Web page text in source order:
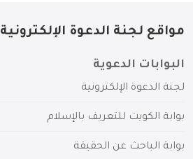
مواقع لجنة الدعوة الإلكترونية
البوابات الدعوية
لجنة الدعوة الإلكترونية
بوابة الكويت للتعريف بالإسلام
بوابة الباحث عن الحقيقة